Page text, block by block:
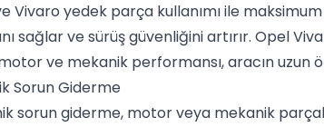
Vivaro yedek parça kullanımı ile
sağlar ve sürüş güvenliğini artırır.
ve mekanik performansı, aracın uzun
Sorun Giderme
sorun giderme, motor veya mekanik